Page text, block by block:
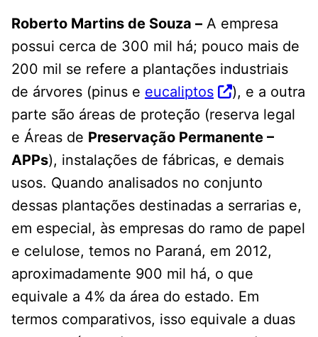
Roberto Martins de Souza – A empresa
possui cerca de 300 mil há; pouco mais de
200 mil se refere a plantações industriais
de árvores (pinus e eucaliptos
), e a outra
parte são áreas de proteção (reserva legal
e Áreas de Preservação Permanente –
APPs), instalações de fábricas, e demais
usos. Quando analisados no conjunto
dessas plantações destinadas a serrarias e,
em especial, às empresas do ramo de papel
e celulose, temos no Paraná, em 2012,
aproximadamente 900 mil há, o que
equivale a 4% da área do estado. Em
termos comparativos, isso equivale a duas